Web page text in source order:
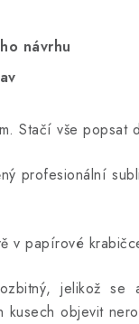
návrhu
Stačí vše popsat
profesionální
v papírové
jelikož se
objevit